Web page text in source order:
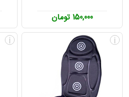
150,000 تومان
i
i